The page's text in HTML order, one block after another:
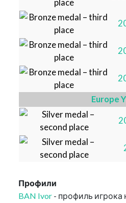
Europe
Профили
BAN Ivor - профиль игрока